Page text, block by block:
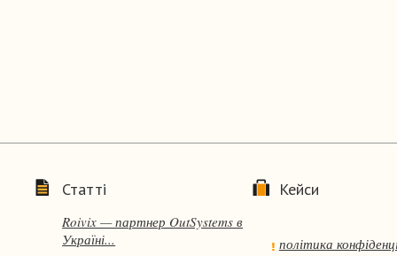
Статті
Roivix — партнер OutSystems в
Україні...
Кейси
політика